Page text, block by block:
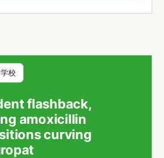
校
flashback,
amoxicillin
curving